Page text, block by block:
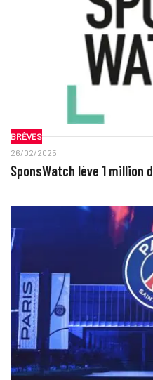
BRÈVES
26/02/2025
SponsWatch lève 1 million